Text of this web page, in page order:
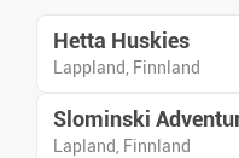
Hetta Huskies
Lappland, Finnland
Slominski
Lapland, Finnland